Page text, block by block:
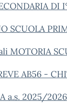
DI
SCUOLA
MOTORIA
AB56 -
a.s. 2025/2026